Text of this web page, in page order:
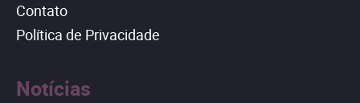
Contato
Política de Privacidade
Notícias